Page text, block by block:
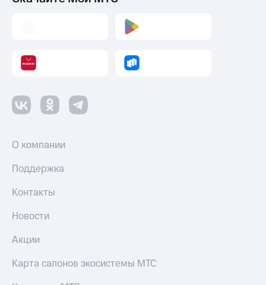
О компании
Поддержка
Контакты
Новости
Акции
Карта салонов экосистемы МТС